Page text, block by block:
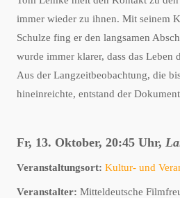
immer wieder zu ihnen. Mit seinem
Schulze fing er den langsamen
wurde immer klarer, dass das Leben
Aus der Langzeitbeobachtung, die
hineinreichte, entstand der
Fr, 13. Oktober, 20:45 Uhr,
Veranstaltungsort: Kultur- und
Veranstalter: Mitteldeutsche